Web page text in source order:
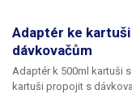
Adaptér ke
dávkovačům
Adaptér k 500ml kartuši
kartuši propojit s dávkovači